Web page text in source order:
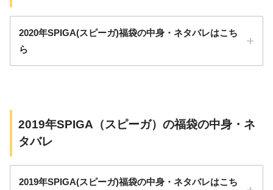
ろんなテイストのファッションアイテムが揃
っているSPIGA（スピーガ）ですが、2024年
アイテム数：7点
5,500円
2020年SPIGA(スピーガ)福袋の中身・ネタバレはこち
ら
2019年SPIGA（スピーガ）の福袋の中身・ネ
タバレ
2019年SPIGA(スピーガ)福袋の中身・ネタバレはこち